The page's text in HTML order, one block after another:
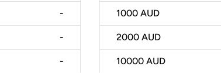
-
-
-
1000 AUD
2000 AUD
10000 AUD